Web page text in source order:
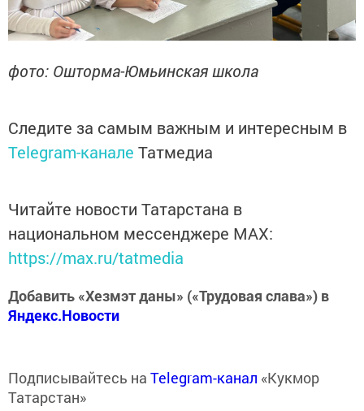
фото: Ошторма-Юмьинская школа
Следите за самым важным и интересным в
Telegram-канале Татмедиа
Читайте новости Татарстана в
национальном мессенджере MАХ:
https://max.ru/tatmedia
Добавить «Хезмэт даны» («Трудовая слава») в
Яндекс.Новости
Подписывайтесь на Telegram-канал «Кукмор
Татарстан»